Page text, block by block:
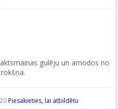
gulēju un amodos no
Piesakieties, lai atbildētu